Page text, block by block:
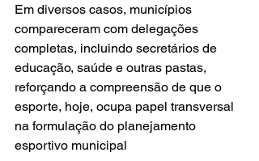
Em diversos casos, municípios
compareceram com delegações
completas, incluindo secretários de
educação, saúde e outras pastas,
reforçando a compreensão de que o
esporte, hoje, ocupa papel transversal
na formulação do planejamento
esportivo municipal